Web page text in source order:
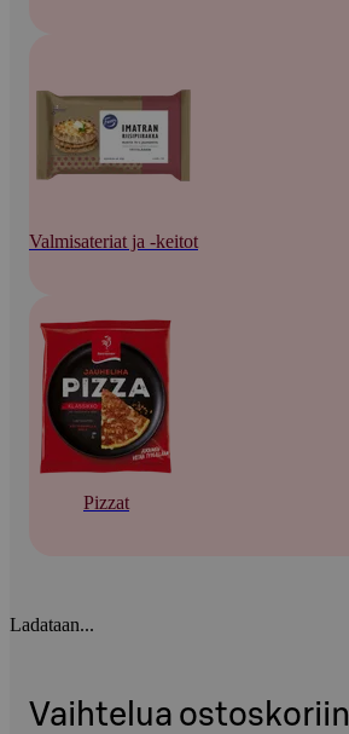
Valmisateriat ja -keitot
Pizzat
Ladataan...
Vaihtelua ostoskoriin